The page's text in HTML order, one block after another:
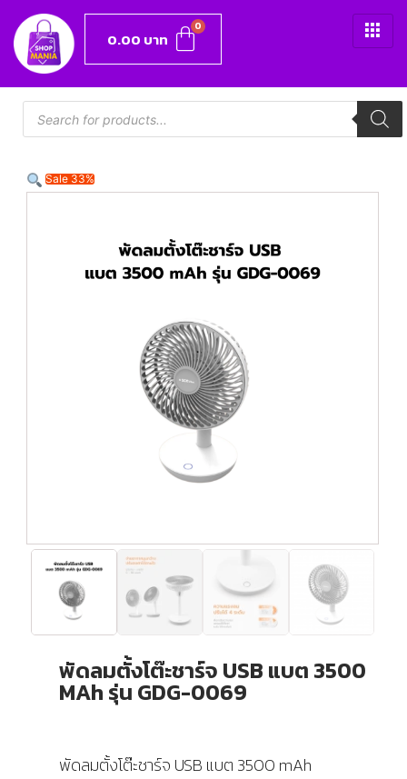
0.00 บาท
Sale 33%
พัดลมตั้งโต๊ะชาร์จ USB แบต 3500
MAh รุ่น GDG-0069
พัดลมตั้งโต๊ะชาร์จ USB แบต 3500 mAh